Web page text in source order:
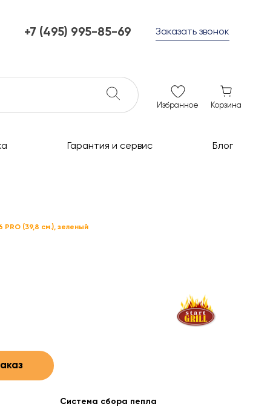
+7 (495) 995-85-69
ежедневно с 10 до 21
Заказать звонок
Избранное Корзина
Гарантия и сервис Блог
(39,8 см.), зеленый
Система сбора пепла